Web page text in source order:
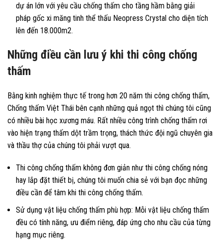
dự án lớn với yêu cầu chống thấm cho tầng hầm bằng giải
pháp gốc xi măng tinh thể thấu Neopress Crystal cho diện tích
lên đến 18.000m2.
Những điều cần lưu ý khi thi công chống
thấm
Bằng kinh nghiệm thực tế trong hơn 20 năm thi công chống thấm,
Chống thấm Việt Thái bên cạnh những quả ngọt thì chúng tôi cũng
có nhiều bài học xương máu. Rất nhiều công trình chống thấm rơi
vào hiện trạng thấm dột trầm trọng, thách thức đội ngũ chuyên gia
và thầu thợ của chúng tôi phải vượt qua.
Thi công chống thấm không đơn giản như thi công chống nóng
hay lắp đặt thiết bị, chúng tôi muốn chia sẻ với bạn đọc những
điều cần để tâm khi thi công chống thấm.
Sử dụng vật liệu chống thấm phù hợp: Mỗi vật liệu chống thấm
đều có tính năng, ưu điểm riêng, đáp ứng cho nhu cầu của từng
hạng mục riêng.